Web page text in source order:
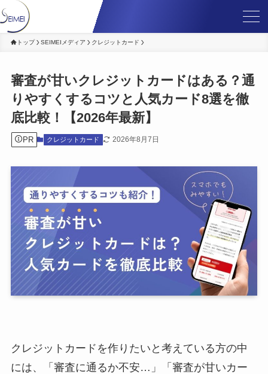
トップ SEIMEIメディア クレジットカード
審査が甘いクレジットカードはある？通
りやすくするコツと人気カード8選を徹
底比較！【2026年最新】
PR クレジットカード 2026年8月7日
クレジットカードを作りたいと考えている方の中
には、「審査に通るか不安…」「審査が甘いカー